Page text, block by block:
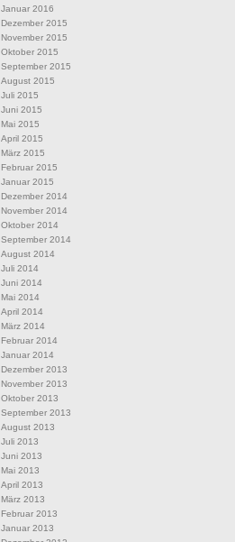
Januar 2016
Dezember 2015
November 2015
Oktober 2015
September 2015
August 2015
Juli 2015
Juni 2015
Mai 2015
April 2015
März 2015
Februar 2015
Januar 2015
Dezember 2014
November 2014
Oktober 2014
September 2014
August 2014
Juli 2014
Juni 2014
Mai 2014
April 2014
März 2014
Februar 2014
Januar 2014
Dezember 2013
November 2013
Oktober 2013
September 2013
August 2013
Juli 2013
Juni 2013
Mai 2013
April 2013
März 2013
Februar 2013
Januar 2013